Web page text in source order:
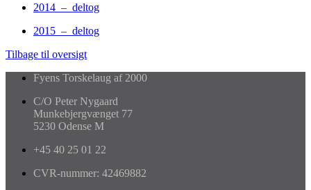
2014 – deltog
2015 – deltog
Tilbage til oversigt
Fyens Torskelaug af 2000
C/O Peter Nygaard
Munkebjergvænget 77
5230 Odense M
+45 40 25 01 22
CVR-nummer: 42469882